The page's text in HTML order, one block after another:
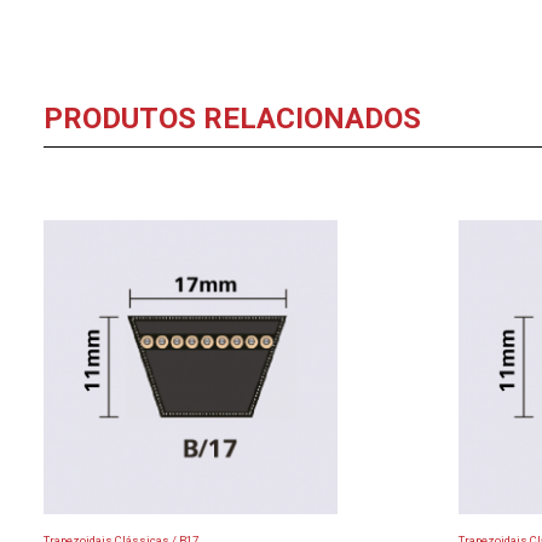
PRODUTOS RELACIONADOS